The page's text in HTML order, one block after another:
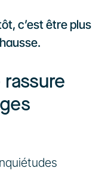
c’est être plus